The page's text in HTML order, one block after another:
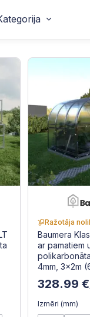
Ražotāja
Baumera
ar pamatiem
4mm, 3x2m
328.99 €
Izmēri (mm)